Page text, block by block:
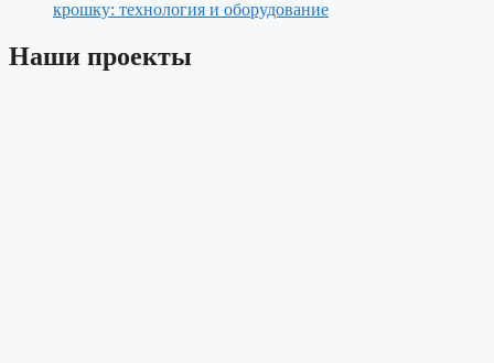
крошку: технология и оборудование
Наши проекты